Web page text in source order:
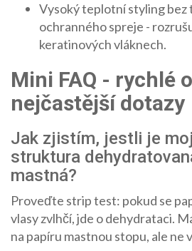
Vysoký teplotní styling bez
ochranného spreje -
keratinových vláknech.
Mini FAQ - rychlé
nejčastější dotazy
Jak zjistím, jestli je
struktura
mastná?
Proveďte strip test: pokud se
vlasy zvlhčí, jde o dehydrataci.
na papíru mastnou stopu, ale ne